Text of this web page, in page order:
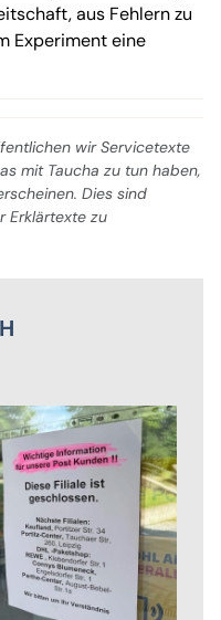
aus Fehlern zu
Experiment eine
wir Servicetexte
mit Taucha zu tun haben,
Dies sind
Erklärtexte zu